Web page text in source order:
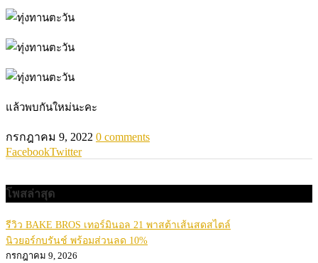
แล้วพบกันใหม่นะคะ
กรกฎาคม 9, 2022 0 comments
FacebookTwitter
โพสล่าสุด
รีวิว BAKE BROS เทอร์มินอล 21 พาสต้าเส้นสดสไตล์
นิวยอร์กบรันช์ พร้อมส่วนลด 10%
กรกฎาคม 9, 2026